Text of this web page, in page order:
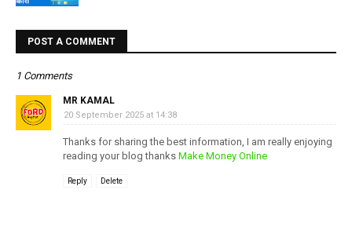
POST A COMMENT
1 Comments
MR KAMAL
20 September 2025 at 14:38
Thanks for sharing the best information, I am really enjoying
reading your blog thanks Make Money Online
Reply Delete